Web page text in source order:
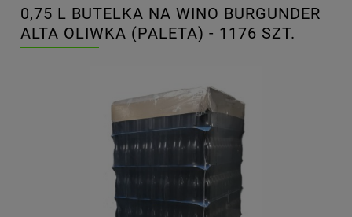
0,75 L BUTELKA NA WINO BURGUNDER
ALTA OLIWKA (PALETA) - 1176 SZT.